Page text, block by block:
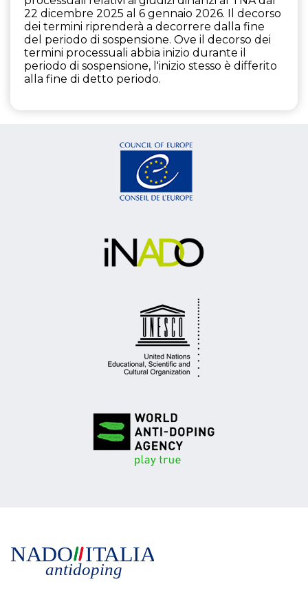
22 dicembre 2025 al 6 gennaio 2026. Il decorso
dei termini riprenderà a decorrere dalla fine
del periodo di sospensione. Ove il decorso dei
termini processuali abbia inizio durante il
periodo di sospensione, l'inizio stesso è differito
alla fine di detto periodo.